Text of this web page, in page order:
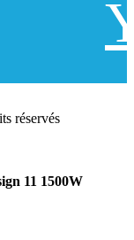
réservés
11 1500W